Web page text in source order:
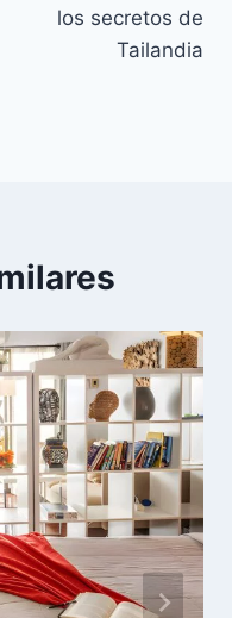
los secretos de
Tailandia